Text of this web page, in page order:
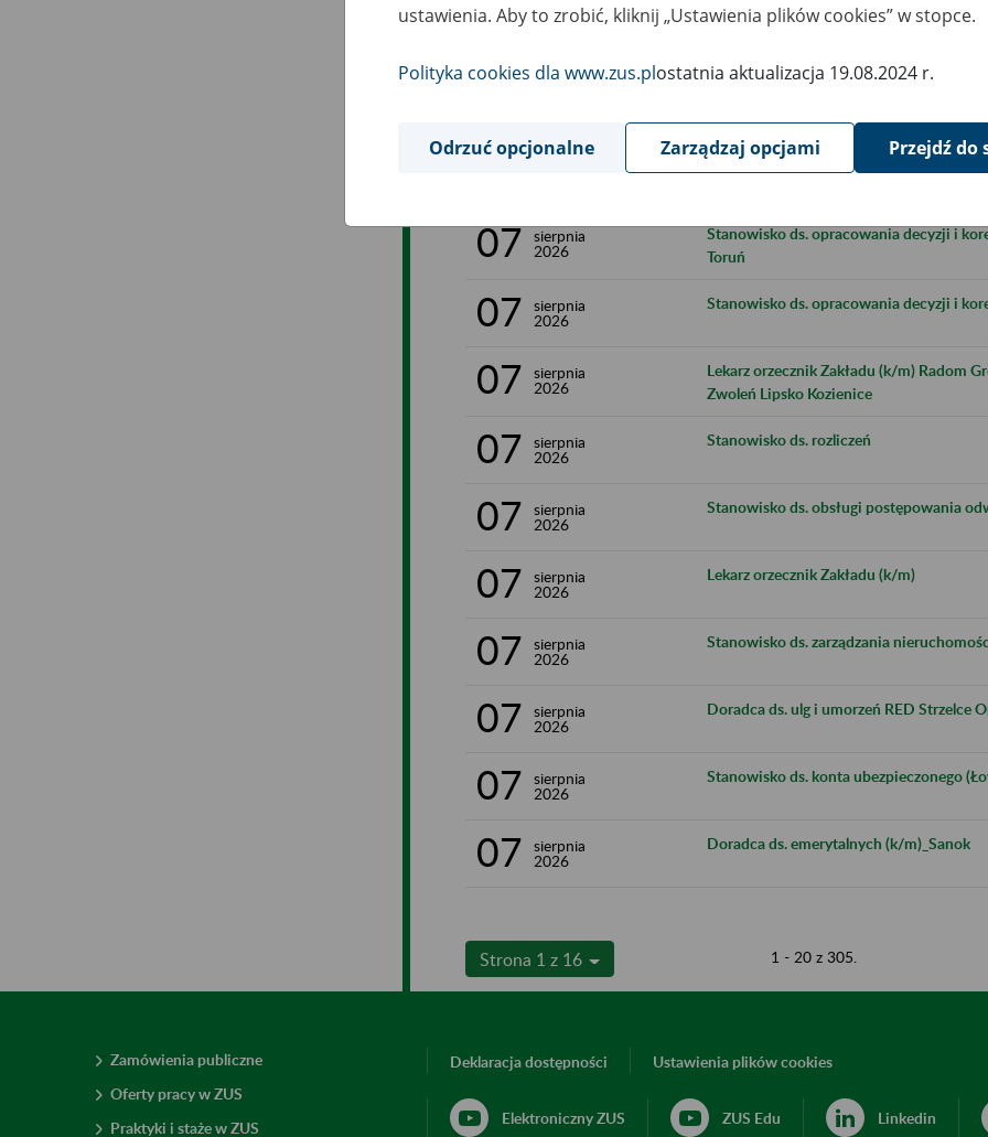
07 Lekarz Orzecznik Zakładu (k/m)
07 90 RZ Stanowisko ds. kontroli zwolnień -
07 sierpnia
2026
Stanowisko ds. opracowania decyzji i
Toruń
07
sierpnia
2026
Stanowisko ds. opracowania decyzji i
07
sierpnia
2026
Lekarz orzecznik Zakładu (k/m) Radom
Zwoleń Lipsko Kozienice
07
sierpnia
2026
Stanowisko ds. rozliczeń
07
sierpnia
2026
Stanowisko ds. obsługi postępowania
07
sierpnia
2026
Lekarz orzecznik Zakładu (k/m)
07
sierpnia
2026
Stanowisko ds. zarządzania
07
sierpnia
2026
Doradca ds. ulg i umorzeń RED Strzelce
07
sierpnia
2026
Stanowisko ds. konta ubezpieczonego
07
sierpnia
2026
Doradca ds. emerytalnych (k/m)_Sanok
Strona 1 z 16 1 - 20 z 305.
Zamówienia publiczne
Oferty pracy w ZUS
Praktyki i staże w ZUS
Deklaracja dostępności Ustawienia plików cookies
Elektroniczny ZUS ZUS Edu Linkedin
ustawienia. Aby to zrobić, kliknij „Ustawienia plików cookies” w stopce.
Polityka cookies dla www.zus.plostatnia aktualizacja 19.08.2024 r.
Odrzuć opcjonalne Zarządzaj opcjami Przejdź do